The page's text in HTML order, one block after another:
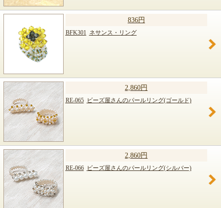
836円
BFK301 ネサンス・リング
2,860円
RE-065 ビーズ屋さんのパールリング(ゴールド)
2,860円
RE-066 ビーズ屋さんのパールリング(シルバー)